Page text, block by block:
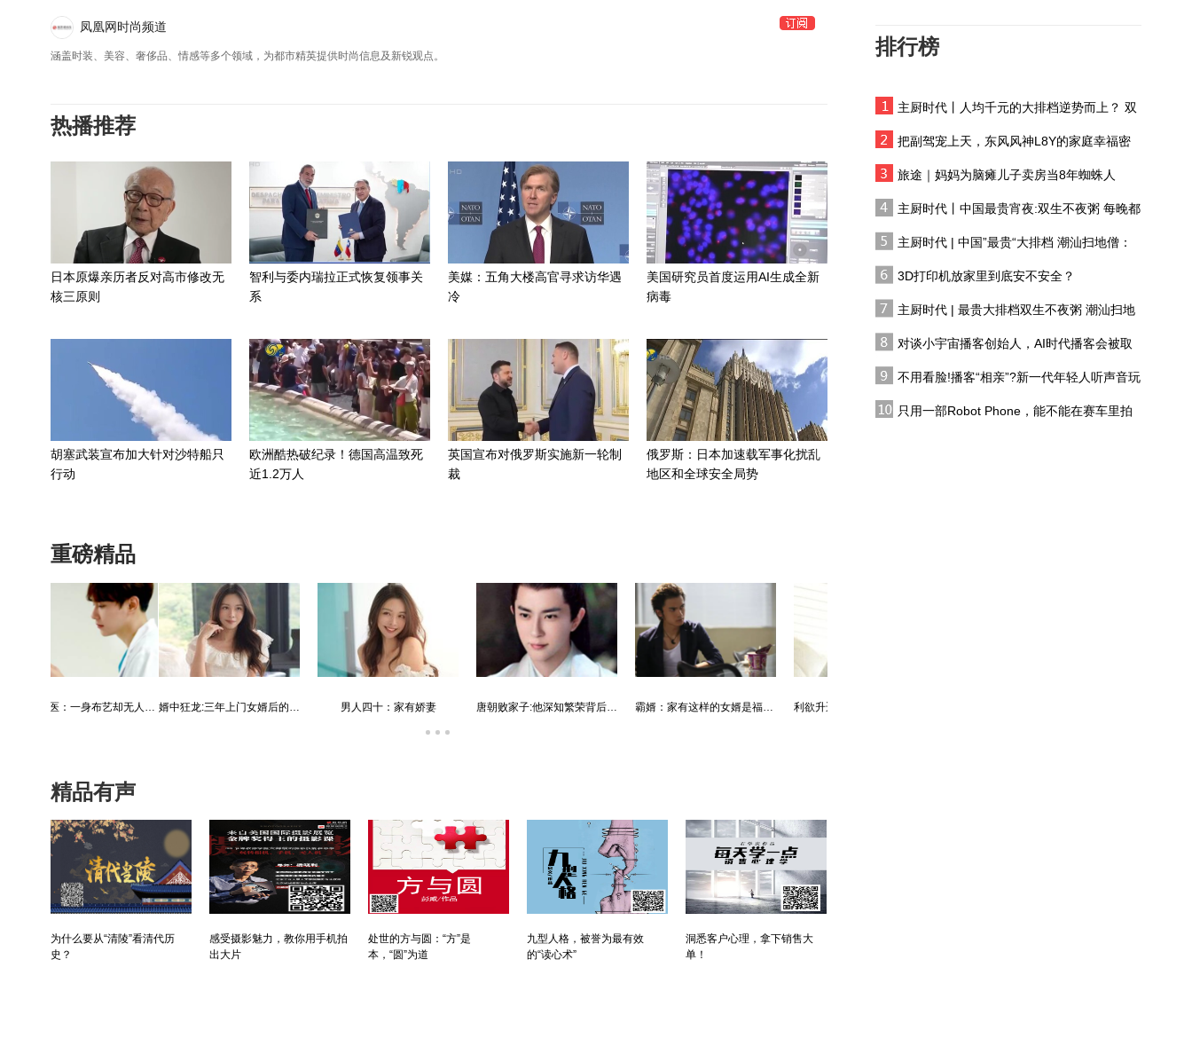
中东局势再升温！胡塞武
的战略震慑效果
格陵兰危机，迫使北约一
衅越发肆无忌惮
德国民众示威要求政府出
台全国防暑计划
中方反制直击欧洲防务节
土是它们必不可少的
拉美地区35年的期待！联
凤凰网时尚频道
涵盖时装、美容、奢侈品、情感等多个领域，为都市精英提供时尚信息及新锐观点。
热播推荐
日本原爆亲历者反对高市修改无
核三原则
智利与委内瑞拉正式恢复领事关
系
美媒：五角大楼高官寻求访华遇
冷
美国研究员首度运用AI生成全新
病毒
胡塞武装宣布加大针对沙特船只
行动
欧洲酷热破纪录！德国高温致死
近1.2万人
英国宣布对俄罗斯实施新一轮制
裁
俄罗斯：日本加速载军事化扰乱
地区和全球安全局势
重磅精品
婿中狂龙:三年上门女婿后的爆发 男人四十：家有娇妻 唐朝败家子:他深知繁荣背后的危机 霸婿：家有这样的女婿是福是祸？ 利欲升迁记：人生就是利欲场，利为媒，欲为介
精品有声
为什么要从“清陵”看清代历
史？
感受摄影魅力，教你用手机拍
出大片
处世的方与圆：“方”是
本，“圆”为道
九型人格，被誉为最有效
的“读心术”
洞悉客户心理，拿下销售大
单！
排行榜
主厨时代丨人均千元的大排档逆势而上？ 双
把副驾宠上天，东风风神L8Y的家庭幸福密
旅途｜妈妈为脑瘫儿子卖房当8年蜘蛛人
主厨时代丨中国最贵宵夜:双生不夜粥 每晚都
主厨时代 | 中国”最贵“大排档 潮汕扫地僧：
3D打印机放家里到底安不安全？
主厨时代 | 最贵大排档双生不夜粥 潮汕扫地
对谈小宇宙播客创始人，AI时代播客会被取
不用看脸!播客“相亲”?新一代年轻人听声音玩
只用一部Robot Phone，能不能在赛车里拍